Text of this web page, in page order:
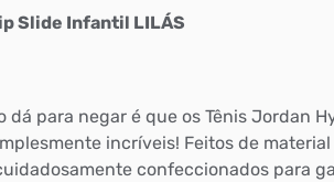
Slide Infantil LILÁS
dá para negar é que os Tênis Jordan
incríveis! Feitos de
confeccionados para